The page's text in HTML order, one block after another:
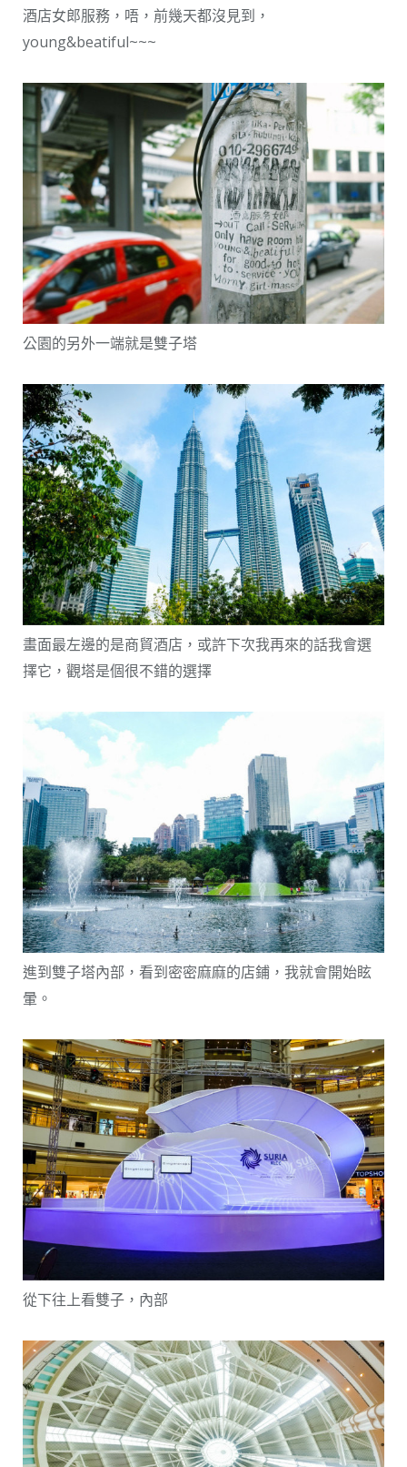
酒店女郎服務，唔，前幾天都沒見到，
young&beatiful~~~
公園的另外一端就是雙子塔
畫面最左邊的是商貿酒店，或許下次我再來的話我會選
擇它，觀塔是個很不錯的選擇
進到雙子塔內部，看到密密麻麻的店鋪，我就會開始眩
暈。
從下往上看雙子，內部